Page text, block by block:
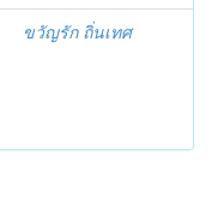
ขวัญรัก ถิ่นเทศ